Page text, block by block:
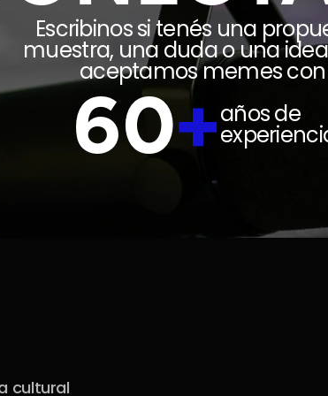
Escribinos si tenés una
muestra, una duda o una
aceptamos memes con
60+años de
cultural